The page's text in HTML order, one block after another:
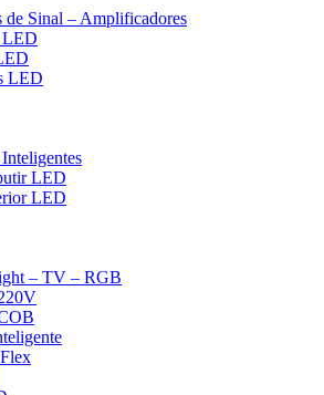
de Sinal – Amplificadores
LED
LED
LED
– TV – RGB